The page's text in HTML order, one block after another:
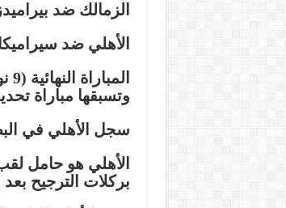
الزمالك ضد
الأهلي ضد
وتسبقها مباراة
سجل الأهلي في
بركلات الترجيح